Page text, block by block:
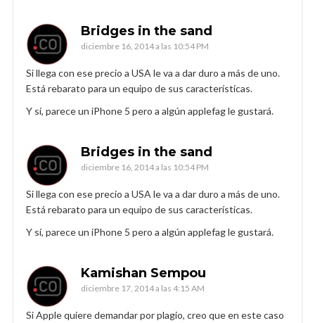
Bridges in the sand
diciembre 16, 2014 a las 10:54 PM
Si llega con ese precio a USA le va a dar duro a más de uno.
Está rebarato para un equipo de sus características.
Y sí, parece un iPhone 5 pero a algún applefag le gustará.
Bridges in the sand
diciembre 16, 2014 a las 10:54 PM
Si llega con ese precio a USA le va a dar duro a más de uno.
Está rebarato para un equipo de sus características.
Y sí, parece un iPhone 5 pero a algún applefag le gustará.
Kamishan Sempou
diciembre 17, 2014 a las 4:15 AM
Si Apple quiere demandar por plagio, creo que en este caso